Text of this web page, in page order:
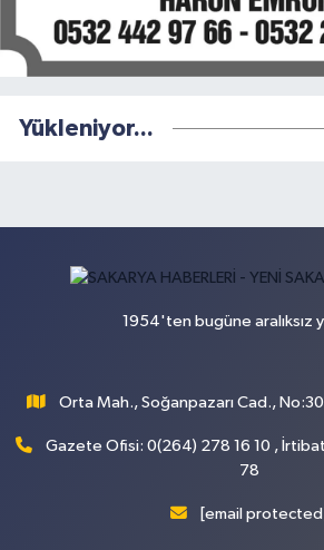
Yükleniyor...
1954'ten bugüne aralıksız
Orta Mah., Soğanpazarı Cad.,
Gazete Ofisi: 0(264) 278 16 10 ,
78
[email